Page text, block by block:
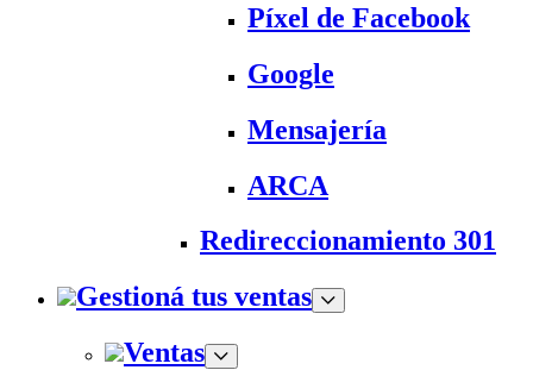
Píxel de Facebook
Google
Mensajería
ARCA
Redireccionamiento 301
Gestioná tus ventas
Ventas